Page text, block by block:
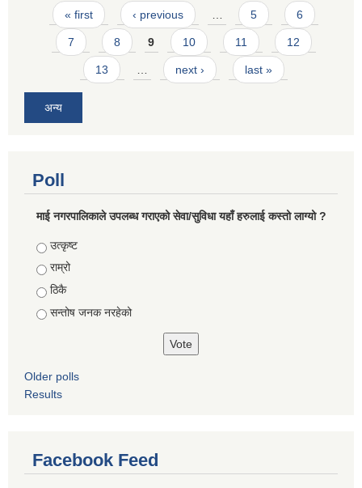
Pages
« first ‹ previous … 5 6
7 8 9 10 11 12
13 … next › last »
अन्य
Poll
माई नगरपालिकाले उपलब्ध गराएको सेवा/सुविधा यहाँ हरुलाई कस्तो लाग्यो ?
Choices
उत्कृष्ट
राम्रो
ठिकै
सन्तोष जनक नरहेको
Older polls
Results
Facebook Feed